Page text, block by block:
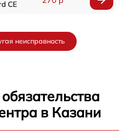
CE
неисправность
в Казани